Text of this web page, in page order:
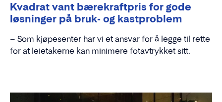
Kvadrat vant bærekraftpris for gode
løsninger på bruk- og kastproblem
– Som kjøpesenter har vi et ansvar for å legge til rette
for at leietakerne kan minimere fotavtrykket sitt.